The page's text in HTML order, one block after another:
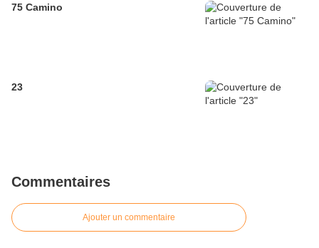
75 Camino
23
Commentaires
Ajouter un commentaire